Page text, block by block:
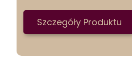
Szczegóły Produktu